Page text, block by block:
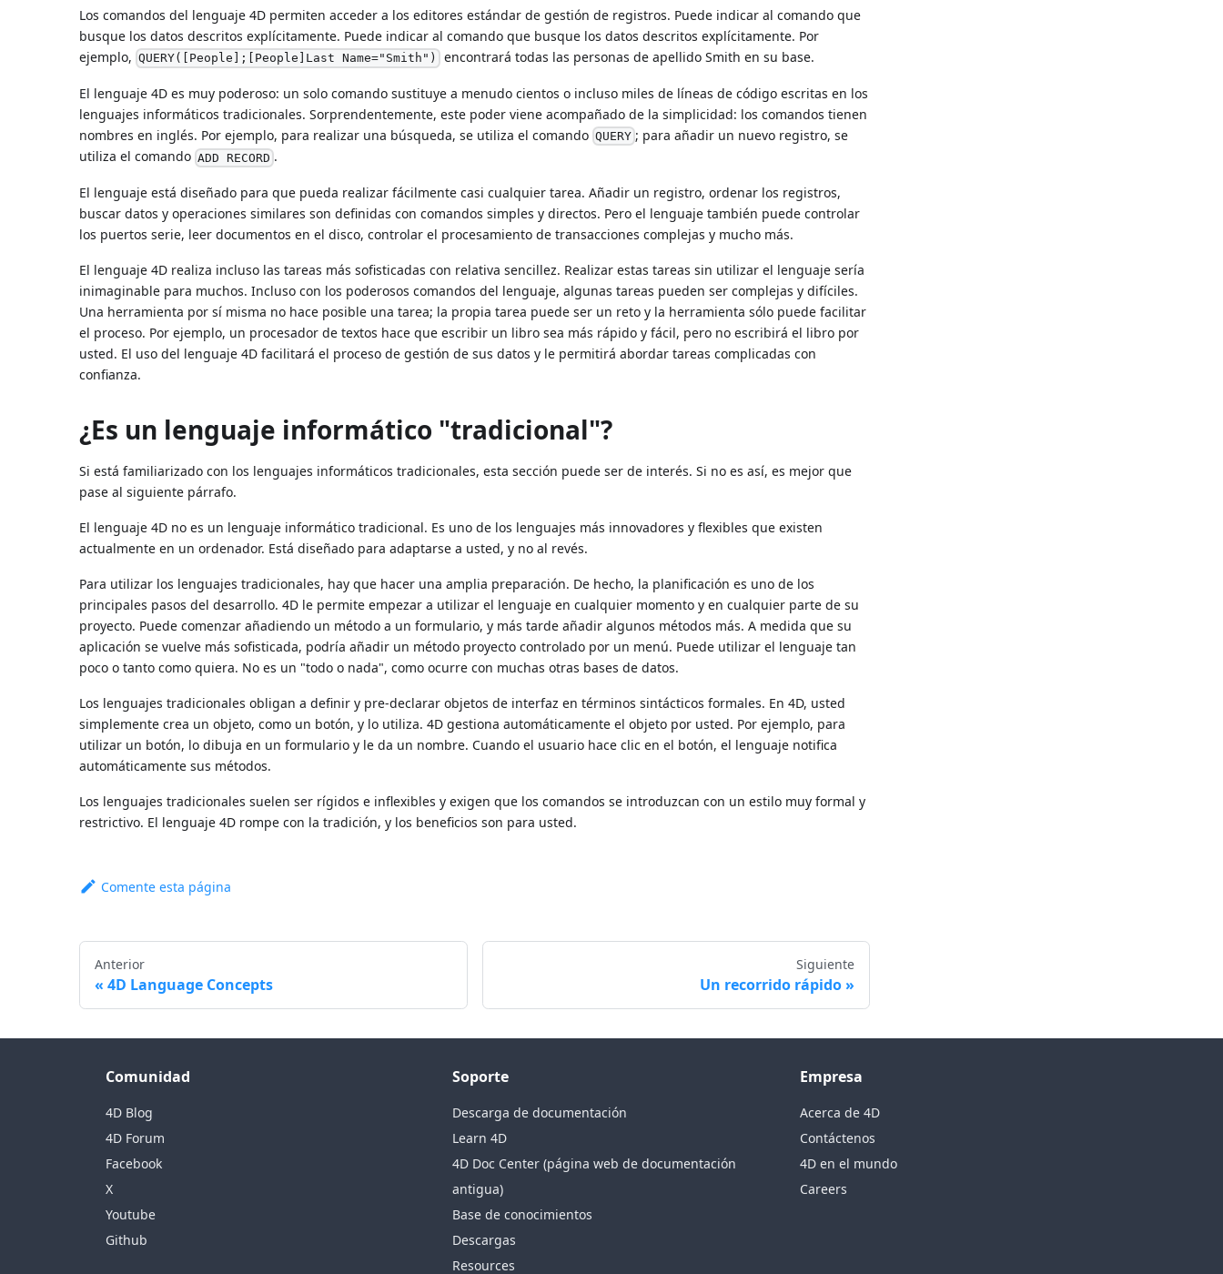
Los comandos del lenguaje 4D permiten acceder a los editores estándar de gestión de registros. Puede indicar al comando que
busque los datos descritos explícitamente. Puede indicar al comando que busque los datos descritos explícitamente. Por
ejemplo, QUERY([People];[People]Last Name="Smith") encontrará todas las personas de apellido Smith en su base.
El lenguaje 4D es muy poderoso: un solo comando sustituye a menudo cientos o incluso miles de líneas de código escritas en los
lenguajes informáticos tradicionales. Sorprendentemente, este poder viene acompañado de la simplicidad: los comandos tienen
nombres en inglés. Por ejemplo, para realizar una búsqueda, se utiliza el comando QUERY ; para añadir un nuevo registro, se
utiliza el comando ADD RECORD .
El lenguaje está diseñado para que pueda realizar fácilmente casi cualquier tarea. Añadir un registro, ordenar los registros,
buscar datos y operaciones similares son definidas con comandos simples y directos. Pero el lenguaje también puede controlar
los puertos serie, leer documentos en el disco, controlar el procesamiento de transacciones complejas y mucho más.
El lenguaje 4D realiza incluso las tareas más sofisticadas con relativa sencillez. Realizar estas tareas sin utilizar el lenguaje sería
inimaginable para muchos. Incluso con los poderosos comandos del lenguaje, algunas tareas pueden ser complejas y difíciles.
Una herramienta por sí misma no hace posible una tarea; la propia tarea puede ser un reto y la herramienta sólo puede facilitar
el proceso. Por ejemplo, un procesador de textos hace que escribir un libro sea más rápido y fácil, pero no escribirá el libro por
usted. El uso del lenguaje 4D facilitará el proceso de gestión de sus datos y le permitirá abordar tareas complicadas con
confianza.
¿Es un lenguaje informático "tradicional"?
Si está familiarizado con los lenguajes informáticos tradicionales, esta sección puede ser de interés. Si no es así, es mejor que
pase al siguiente párrafo.
El lenguaje 4D no es un lenguaje informático tradicional. Es uno de los lenguajes más innovadores y flexibles que existen
actualmente en un ordenador. Está diseñado para adaptarse a usted, y no al revés.
Para utilizar los lenguajes tradicionales, hay que hacer una amplia preparación. De hecho, la planificación es uno de los
principales pasos del desarrollo. 4D le permite empezar a utilizar el lenguaje en cualquier momento y en cualquier parte de su
proyecto. Puede comenzar añadiendo un método a un formulario, y más tarde añadir algunos métodos más. A medida que su
aplicación se vuelve más sofisticada, podría añadir un método proyecto controlado por un menú. Puede utilizar el lenguaje tan
poco o tanto como quiera. No es un "todo o nada", como ocurre con muchas otras bases de datos.
Los lenguajes tradicionales obligan a definir y pre-declarar objetos de interfaz en términos sintácticos formales. En 4D, usted
simplemente crea un objeto, como un botón, y lo utiliza. 4D gestiona automáticamente el objeto por usted. Por ejemplo, para
utilizar un botón, lo dibuja en un formulario y le da un nombre. Cuando el usuario hace clic en el botón, el lenguaje notifica
automáticamente sus métodos.
Los lenguajes tradicionales suelen ser rígidos e inflexibles y exigen que los comandos se introduzcan con un estilo muy formal y
restrictivo. El lenguaje 4D rompe con la tradición, y los beneficios son para usted.
Comente esta página
Anterior
4D Language Concepts
Siguiente
Un recorrido rápido
Comunidad
4D Blog
4D Forum
Facebook
X
Youtube
Github
Soporte
Descarga de documentación
Learn 4D
4D Doc Center (página web de documentación
antigua)
Base de conocimientos
Descargas
Resources
Empresa
Acerca de 4D
Contáctenos
4D en el mundo
Careers